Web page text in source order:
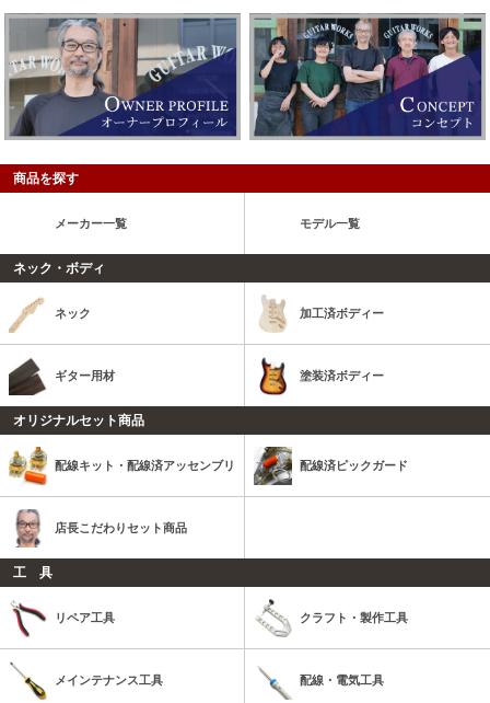
商品を探す
メーカー一覧 モデル一覧
ネック・ボディ
ネック 加工済ボディー
ギター用材 塗装済ボディー
オリジナルセット商品
配線キット・配線済アッセンブリ 配線済ピックガード
店長こだわりセット商品
工 具
リペア工具 クラフト・製作工具
メインテナンス工具 配線・電気工具